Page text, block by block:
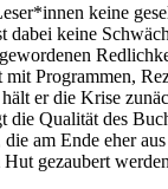
keine
dabei keine
Programmen,
er die Krise
die Qualität des
am Ende eher
gezaubert